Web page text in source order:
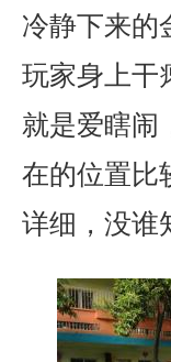
冷静下来
玩家身上干
就是爱瞎闹
在的位置比
详细，没谁